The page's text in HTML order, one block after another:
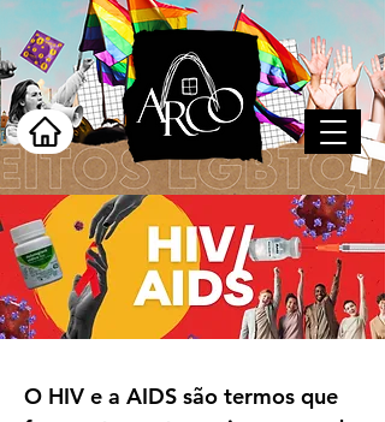
O HIV e a AIDS são termos que